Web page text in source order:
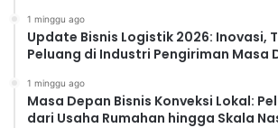
1 minggu ago
Update Bisnis Logistik 2026: Inovasi,
Peluang di Industri Pengiriman Masa
1 minggu ago
Masa Depan Bisnis Konveksi Lokal:
dari Usaha Rumahan hingga Skala